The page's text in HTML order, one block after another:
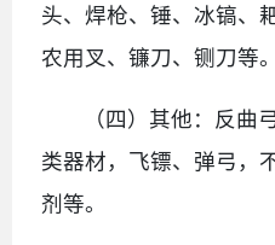
头、焊枪、锤、冰镐、
农用叉、镰刀、铡刀等。
（四）其他：反曲
类器材，飞镖、弹弓，
剂等。